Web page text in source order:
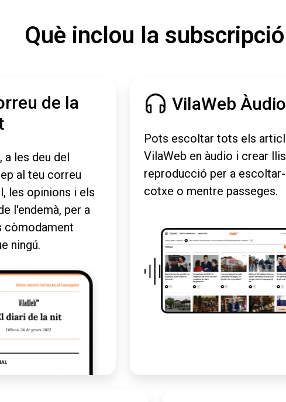
Què inclou la
de la
a les deu del
al teu correu
les opinions i els
l'endemà, per a
còmodament
ningú.
VilaWeb Àudio
Pots escoltar tots els
VilaWeb en àudio i crear
reproducció per a
cotxe o mentre passeges.